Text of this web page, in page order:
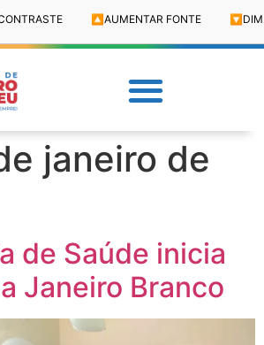
🔼 AUMENTAR FONTE 🔽
janeiro de
de Saúde inicia
Janeiro Branco